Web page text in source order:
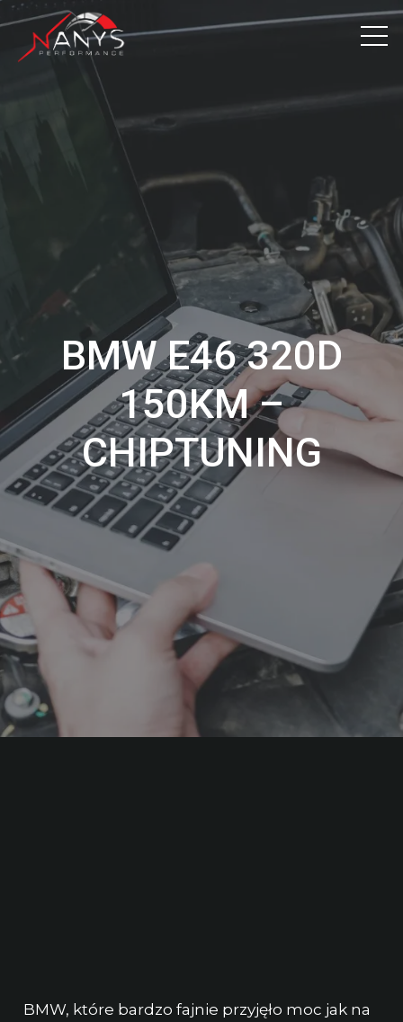
BMW E46 320D
150KM –
CHIPTUNING
BMW, które bardzo fajnie przyjęło moc jak na